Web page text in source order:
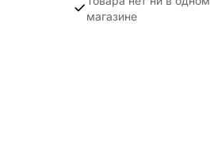
магазине